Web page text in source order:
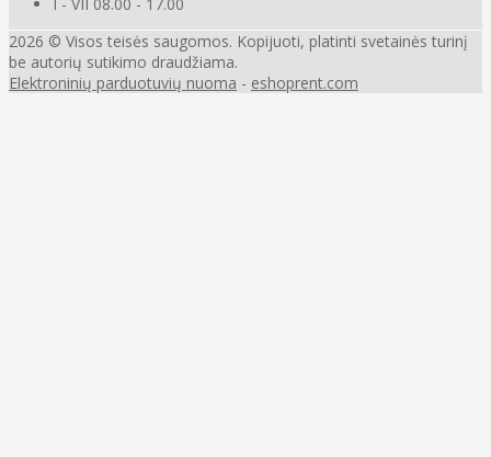
2026 © Visos teisės saugomos. Kopijuoti, platinti svetainės turinį
be autorių sutikimo draudžiama.
Elektroninių parduotuvių nuoma - eshoprent.com